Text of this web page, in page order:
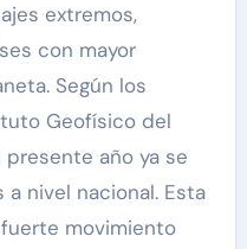
extremos,
con mayor
Según los
Geofísico del
año ya se
nivel nacional. Esta
movimiento